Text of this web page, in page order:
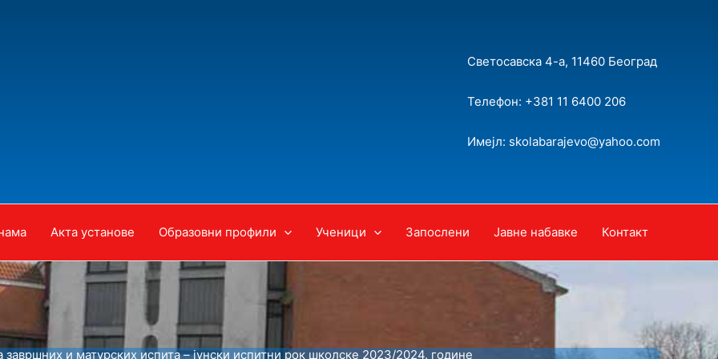
Светосавска 4-а, 11460 Београд
Телефон: +381 11 6400 206
Имејл: skolabarajevo@yahoo.com
Акта установе Образовни профили Ученици Запослени Јавне набавке Контакт
и матурских испита – јунски испитни рок школске 2023/2024. године